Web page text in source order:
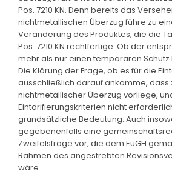
Pos. 7210 KN. Denn bereits das
nichtmetallischen Überzug führe zu
Veränderung des Produktes, die die
Pos. 7210 KN rechtfertige. Ob der
mehr als nur einen temporären
Die Klärung der Frage, ob es für die
ausschließlich darauf ankomme, dass
nichtmetallischer Überzug vorliege,
Eintarifierungskriterien nicht
grundsätzliche Bedeutung. Auch
gegebenenfalls eine
Zweifelsfrage vor, die dem EuGH
Rahmen des angestrebten
wäre.